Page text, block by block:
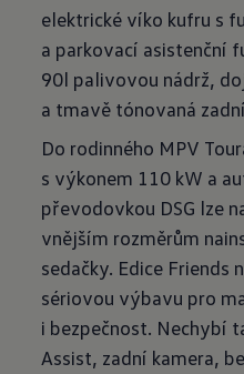
elektrické víko kufru s
a parkovací asistenční
90l palivovou nádrž,
a tmavě tónovaná
Do rodinného MPV
s výkonem 110 kW a
převodovkou DSG lze
vnějším rozměrům
sedačky. Edice
sériovou výbavu pro
i bezpečnost. Nechybí
Assist, zadní kamera,